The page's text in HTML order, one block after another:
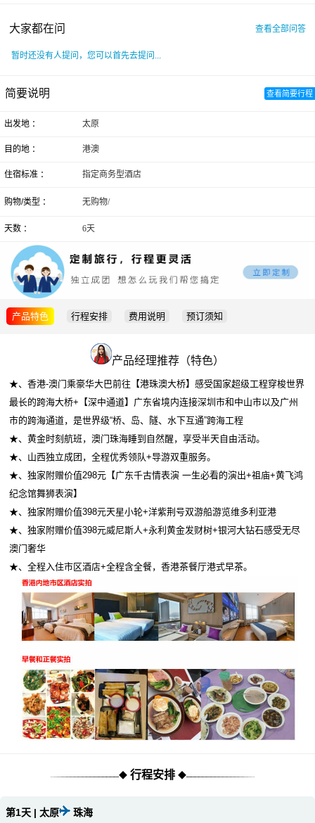
大家都在问 查看全部问答
暂时还没有人提问，您可以首先去提问...
简要说明 查看简要行程
出发地 ： 太原
目的地 ： 港澳
住宿标准 ： 指定商务型酒店
购物/类型 ： 无购物/
天数 ： 6天
产品特色 行程安排 费用说明 预订须知
产品经理推荐（特色）
★、香港-澳门乘豪华大巴前往【港珠澳大桥】感受国家超级工程穿梭世界
最长的跨海大桥+【深中通道】广东省境内连接深圳市和中山市以及广州
市的跨海通道，是世界级“桥、岛、隧、水下互通”跨海工程
★、黄金时刻航班，澳门珠海睡到自然醒，享受半天自由活动。
★、山西独立成团，全程优秀领队+导游双重服务。
★、独家附赠价值298元【广东千古情表演 一生必看的演出+祖庙+黄飞鸿
纪念馆舞狮表演】
★、独家附赠价值398元天星小轮+洋紫荆号双游船游览维多利亚港
★、独家附赠价值398元威尼斯人+永利黄金发财树+银河大钻石感受无尽
澳门奢华
★、全程入住市区酒店+全程含全餐，香港茶餐厅港式早茶。
◆ 行程安排 ◆
第1天 | 太原 珠海